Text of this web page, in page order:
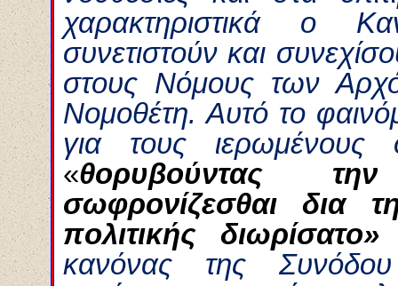
χαρακτηριστικά ο
συνετιστούν και
στους Νόμους των
Νομοθέτη. Αυτό το
για τους
«θορυβούντας
σωφρονίζεσθαι δια
πολιτικής
κανόνας της